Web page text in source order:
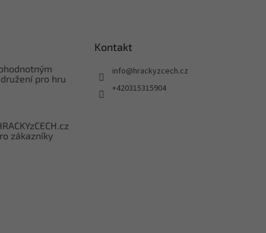
pro hru
zákazníky
Kontakt
info@hrackyzcech.cz
+420315315904